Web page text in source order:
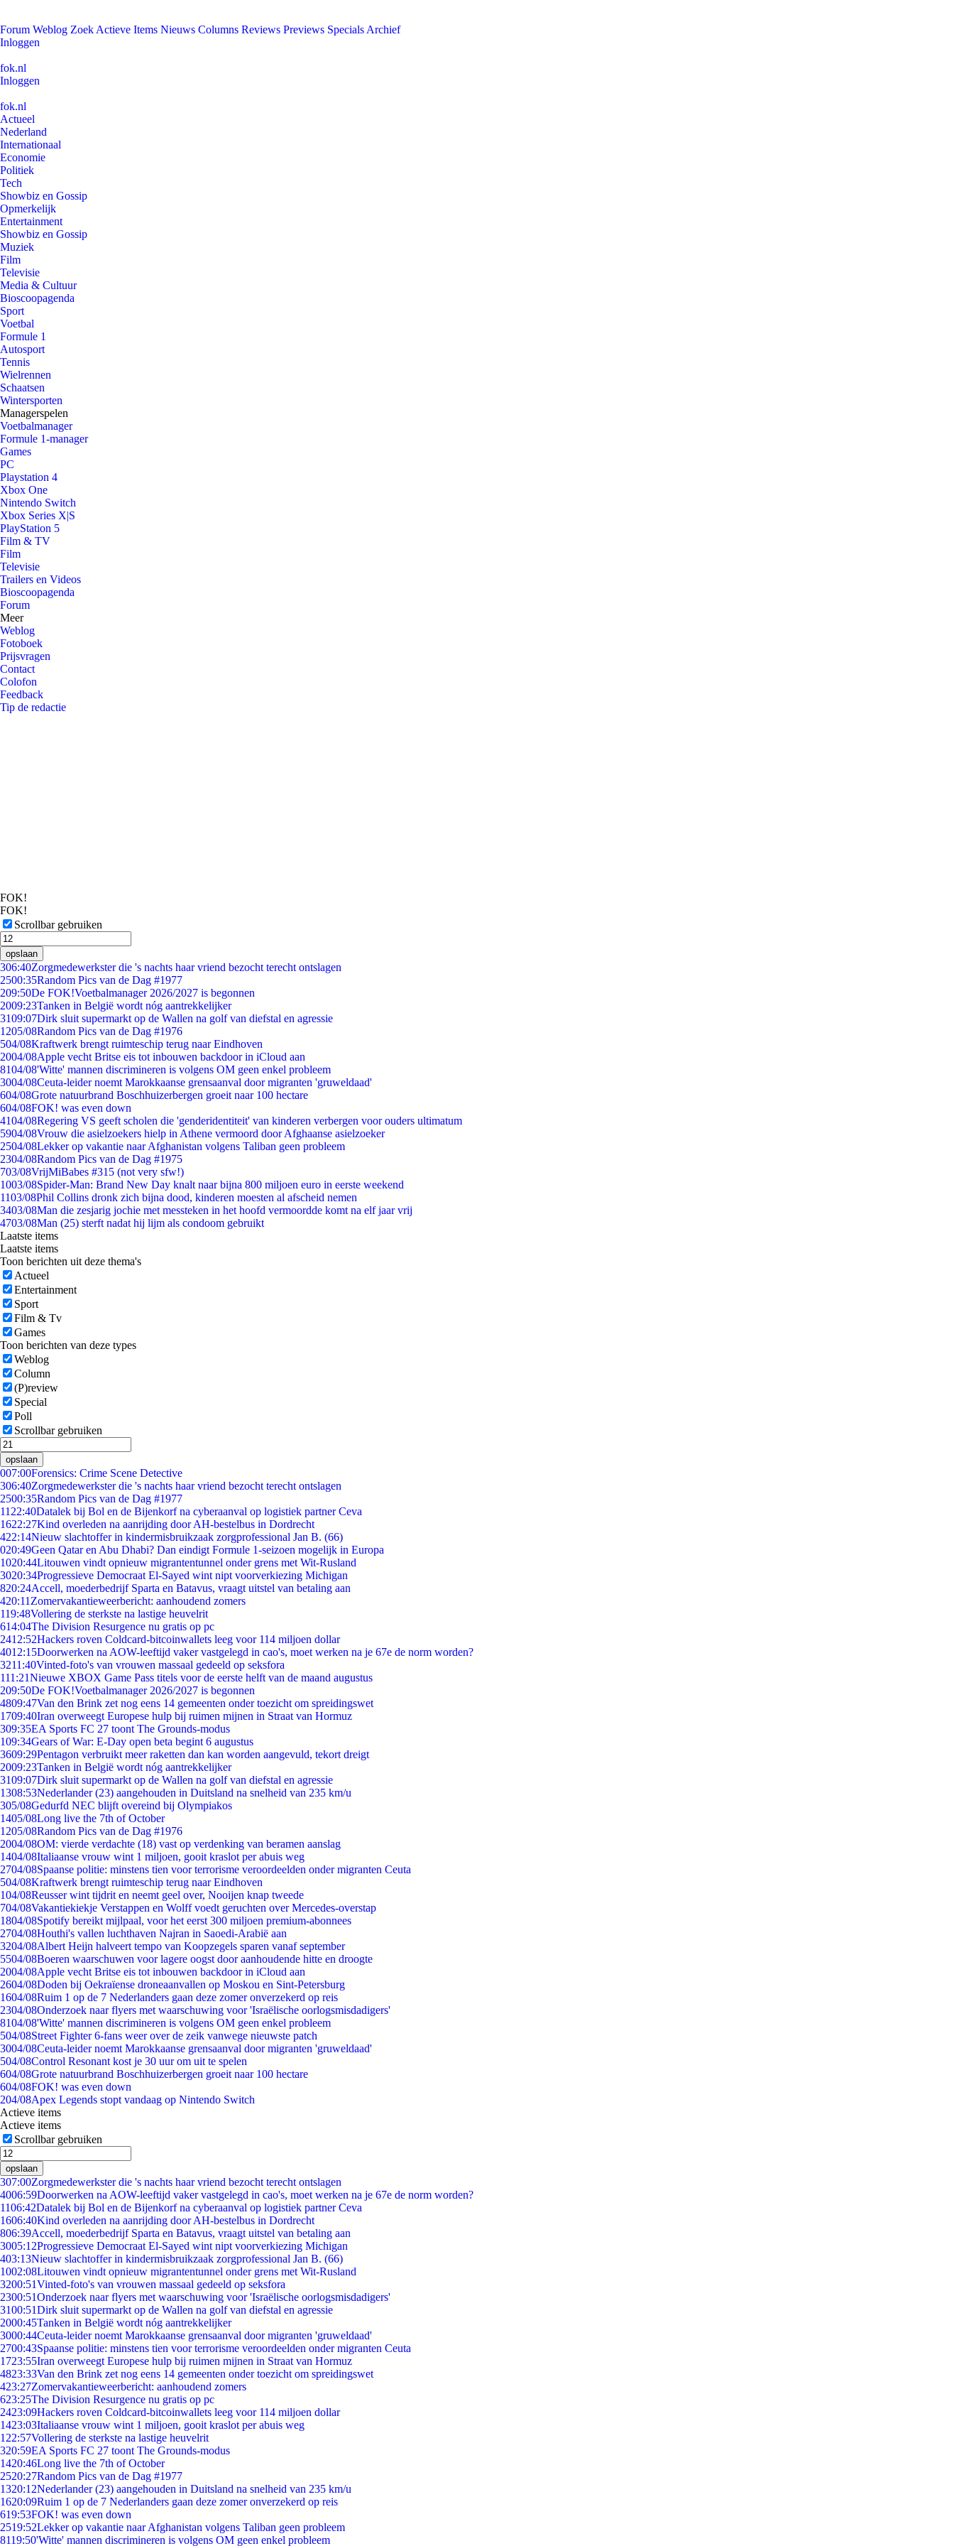
Forum Weblog Zoek Actieve Items Nieuws Columns Reviews Previews Specials Archief
Inloggen
fok.nl
Inloggen
fok.nl
Actueel
Nederland
Internationaal
Economie
Politiek
Tech
Showbiz en Gossip
Opmerkelijk
Entertainment
Showbiz en Gossip
Muziek
Film
Televisie
Media & Cultuur
Bioscoopagenda
Sport
Voetbal
Formule 1
Autosport
Tennis
Wielrennen
Schaatsen
Wintersporten
Managerspelen
Voetbalmanager
Formule 1-manager
Games
PC
Playstation 4
Xbox One
Nintendo Switch
Xbox Series X|S
PlayStation 5
Film & TV
Film
Televisie
Trailers en Videos
Bioscoopagenda
Forum
Meer
Weblog
Fotoboek
Prijsvragen
Contact
Colofon
Feedback
Tip de redactie
FOK!
FOK!
Scrollbar gebruiken
opslaan
306:40Zorgmedewerkster die 's nachts haar vriend bezocht terecht ontslagen
2500:35Random Pics van de Dag #1977
209:50De FOK!Voetbalmanager 2026/2027 is begonnen
2009:23Tanken in België wordt nóg aantrekkelijker
3109:07Dirk sluit supermarkt op de Wallen na golf van diefstal en agressie
1205/08Random Pics van de Dag #1976
504/08Kraftwerk brengt ruimteschip terug naar Eindhoven
2004/08Apple vecht Britse eis tot inbouwen backdoor in iCloud aan
8104/08'Witte' mannen discrimineren is volgens OM geen enkel probleem
3004/08Ceuta-leider noemt Marokkaanse grensaanval door migranten 'gruweldaad'
604/08Grote natuurbrand Boschhuizerbergen groeit naar 100 hectare
604/08FOK! was even down
4104/08Regering VS geeft scholen die 'genderidentiteit' van kinderen verbergen voor ouders ultimatum
5904/08Vrouw die asielzoekers hielp in Athene vermoord door Afghaanse asielzoeker
2504/08Lekker op vakantie naar Afghanistan volgens Taliban geen probleem
2304/08Random Pics van de Dag #1975
703/08VrijMiBabes #315 (not very sfw!)
1003/08Spider-Man: Brand New Day knalt naar bijna 800 miljoen euro in eerste weekend
1103/08Phil Collins dronk zich bijna dood, kinderen moesten al afscheid nemen
3403/08Man die zesjarig jochie met messteken in het hoofd vermoordde komt na elf jaar vrij
4703/08Man (25) sterft nadat hij lijm als condoom gebruikt
Laatste items
Laatste items
Toon berichten uit deze thema's
Actueel
Entertainment
Sport
Film & Tv
Games
Toon berichten van deze types
Weblog
Column
(P)review
Special
Poll
Scrollbar gebruiken
opslaan
007:00Forensics: Crime Scene Detective
306:40Zorgmedewerkster die 's nachts haar vriend bezocht terecht ontslagen
2500:35Random Pics van de Dag #1977
11 22:40Datalek bij Bol en de Bijenkorf na cyberaanval op logistiek partner Ceva
1622:27Kind overleden na aanrijding door AH-bestelbus in Dordrecht
422:14Nieuw slachtoffer in kindermisbruikzaak zorgprofessional Jan B. (66)
020:49Geen Qatar en Abu Dhabi? Dan eindigt Formule 1-seizoen mogelijk in Europa
1020:44Litouwen vindt opnieuw migrantentunnel onder grens met Wit-Rusland
3020:34Progressieve Democraat El-Sayed wint nipt voorverkiezing Michigan
820:24Accell, moederbedrijf Sparta en Batavus, vraagt uitstel van betaling aan
420:11 Zomervakantieweerbericht: aanhoudend zomers
119:48Vollering de sterkste na lastige heuvelrit
614:04The Division Resurgence nu gratis op pc
2412:52Hackers roven Coldcard-bitcoinwallets leeg voor 114 miljoen dollar
4012:15Doorwerken na AOW-leeftijd vaker vastgelegd in cao's, moet werken na je 67e de norm worden?
3211:40Vinted-foto's van vrouwen massaal gedeeld op seksfora
111:21Nieuwe XBOX Game Pass titels voor de eerste helft van de maand augustus
209:50De FOK!Voetbalmanager 2026/2027 is begonnen
4809:47Van den Brink zet nog eens 14 gemeenten onder toezicht om spreidingswet
1709:40Iran overweegt Europese hulp bij ruimen mijnen in Straat van Hormuz
309:35EA Sports FC 27 toont The Grounds-modus
109:34Gears of War: E-Day open beta begint 6 augustus
3609:29Pentagon verbruikt meer raketten dan kan worden aangevuld, tekort dreigt
2009:23Tanken in België wordt nóg aantrekkelijker
3109:07Dirk sluit supermarkt op de Wallen na golf van diefstal en agressie
1308:53Nederlander (23) aangehouden in Duitsland na snelheid van 235 km/u
305/08Gedurfd NEC blijft overeind bij Olympiakos
1405/08Long live the 7th of October
1205/08Random Pics van de Dag #1976
2004/08OM: vierde verdachte (18) vast op verdenking van beramen aanslag
1404/08Italiaanse vrouw wint 1 miljoen, gooit kraslot per abuis weg
2704/08Spaanse politie: minstens tien voor terrorisme veroordeelden onder migranten Ceuta
504/08Kraftwerk brengt ruimteschip terug naar Eindhoven
104/08Reusser wint tijdrit en neemt geel over, Nooijen knap tweede
704/08Vakantiekiekje Verstappen en Wolff voedt geruchten over Mercedes-overstap
1804/08Spotify bereikt mijlpaal, voor het eerst 300 miljoen premium-abonnees
2704/08Houthi's vallen luchthaven Najran in Saoedi-Arabië aan
3204/08Albert Heijn halveert tempo van Koopzegels sparen vanaf september
5504/08Boeren waarschuwen voor lagere oogst door aanhoudende hitte en droogte
2004/08Apple vecht Britse eis tot inbouwen backdoor in iCloud aan
2604/08Doden bij Oekraïense droneaanvallen op Moskou en Sint-Petersburg
1604/08Ruim 1 op de 7 Nederlanders gaan deze zomer onverzekerd op reis
2304/08Onderzoek naar flyers met waarschuwing voor 'Israëlische oorlogsmisdadigers'
8104/08'Witte' mannen discrimineren is volgens OM geen enkel probleem
504/08Street Fighter 6-fans weer over de zeik vanwege nieuwste patch
3004/08Ceuta-leider noemt Marokkaanse grensaanval door migranten 'gruweldaad'
504/08Control Resonant kost je 30 uur om uit te spelen
604/08Grote natuurbrand Boschhuizerbergen groeit naar 100 hectare
604/08FOK! was even down
204/08Apex Legends stopt vandaag op Nintendo Switch
Actieve items
Actieve items
Scrollbar gebruiken
opslaan
307:00Zorgmedewerkster die 's nachts haar vriend bezocht terecht ontslagen
4006:59Doorwerken na AOW-leeftijd vaker vastgelegd in cao's, moet werken na je 67e de norm worden?
1106:42Datalek bij Bol en de Bijenkorf na cyberaanval op logistiek partner Ceva
1606:40Kind overleden na aanrijding door AH-bestelbus in Dordrecht
806:39Accell, moederbedrijf Sparta en Batavus, vraagt uitstel van betaling aan
3005:12Progressieve Democraat El-Sayed wint nipt voorverkiezing Michigan
403:13Nieuw slachtoffer in kindermisbruikzaak zorgprofessional Jan B. (66)
1002:08Litouwen vindt opnieuw migrantentunnel onder grens met Wit-Rusland
3200:51Vinted-foto's van vrouwen massaal gedeeld op seksfora
2300:51Onderzoek naar flyers met waarschuwing voor 'Israëlische oorlogsmisdadigers'
3100:51Dirk sluit supermarkt op de Wallen na golf van diefstal en agressie
2000:45Tanken in België wordt nóg aantrekkelijker
3000:44Ceuta-leider noemt Marokkaanse grensaanval door migranten 'gruweldaad'
2700:43Spaanse politie: minstens tien voor terrorisme veroordeelden onder migranten Ceuta
1723:55Iran overweegt Europese hulp bij ruimen mijnen in Straat van Hormuz
4823:33Van den Brink zet nog eens 14 gemeenten onder toezicht om spreidingswet
423:27Zomervakantieweerbericht: aanhoudend zomers
623:25The Division Resurgence nu gratis op pc
2423:09Hackers roven Coldcard-bitcoinwallets leeg voor 114 miljoen dollar
1423:03Italiaanse vrouw wint 1 miljoen, gooit kraslot per abuis weg
1 22:57Vollering de sterkste na lastige heuvelrit
320:59EA Sports FC 27 toont The Grounds-modus
1420:46Long live the 7th of October
2520:27Random Pics van de Dag #1977
1320:12Nederlander (23) aangehouden in Duitsland na snelheid van 235 km/u
1620:09Ruim 1 op de 7 Nederlanders gaan deze zomer onverzekerd op reis
619:53FOK! was even down
2519:52Lekker op vakantie naar Afghanistan volgens Taliban geen probleem
8119:50'Witte' mannen discrimineren is volgens OM geen enkel probleem